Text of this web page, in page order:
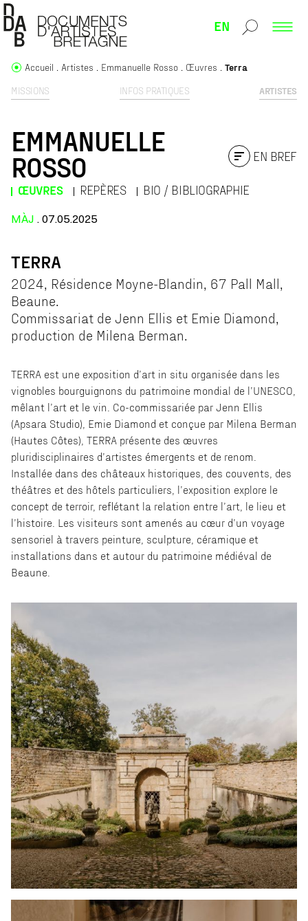
EN
MISSIONS INFOS PRATIQUES ARTISTES
Accueil Artistes Emmanuelle Rosso Œuvres Terra
EMMANUELLE
ROSSO
ŒUVRES REPÈRES BIO / BIBLIOGRAPHIE
EN BREF
MÀJ . 07.05.2025
TERRA
2024, Résidence Moyne-Blandin, 67 Pall Mall,
Beaune.
Commissariat de Jenn Ellis et Emie Diamond,
production de Milena Berman.
TERRA est une exposition d’art in situ organisée dans les
vignobles bourguignons du patrimoine mondial de l’UNESCO,
mêlant l’art et le vin. Co-commissariée par Jenn Ellis
(Apsara Studio), Emie Diamond et conçue par Milena Berman
(Hautes Côtes), TERRA présente des œuvres
pluridisciplinaires d’artistes émergents et de renom.
Installée dans des châteaux historiques, des couvents, des
théâtres et des hôtels particuliers, l’exposition explore le
concept de terroir, reflétant la relation entre l’art, le lieu et
l’histoire. Les visiteurs sont amenés au cœur d’un voyage
sensoriel à travers peinture, sculpture, céramique et
installations dans et autour du patrimoine médiéval de
Beaune.